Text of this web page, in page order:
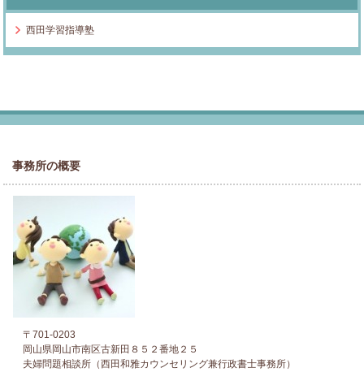
西田学習指導塾
事務所の概要
〒701-0203
岡山県岡山市南区古新田８５２番地２５
夫婦問題相談所（西田和雅カウンセリング兼行政書士事務所）